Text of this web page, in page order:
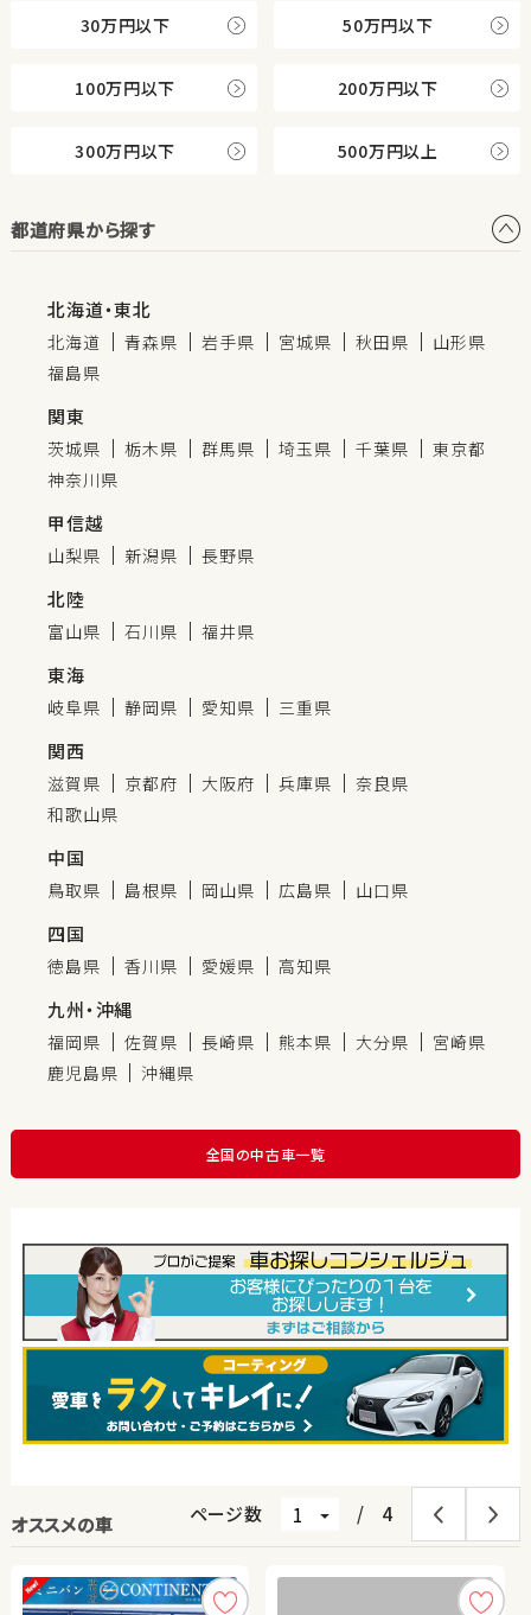
30万円以下 50万円以下
100万円以下 200万円以下
300万円以下 500万円以上
都道府県から探す
北海道・東北
北海道 青森県 岩手県 宮城県 秋田県
山形県
福島県
関東
茨城県 栃木県 群馬県 埼玉県 千葉県
東京都
神奈川県
甲信越
山梨県 新潟県 長野県
北陸
富山県 石川県 福井県
東海
岐阜県 静岡県 愛知県 三重県
関西
滋賀県 京都府 大阪府 兵庫県
奈良県
和歌山県
中国
鳥取県 島根県 岡山県 広島県 山口県
四国
徳島県 香川県 愛媛県 高知県
九州・沖縄
福岡県 佐賀県 長崎県 熊本県 大分県
宮崎県
鹿児島県
沖縄県
全国の中古車一覧
オススメの車 ページ数 / 4